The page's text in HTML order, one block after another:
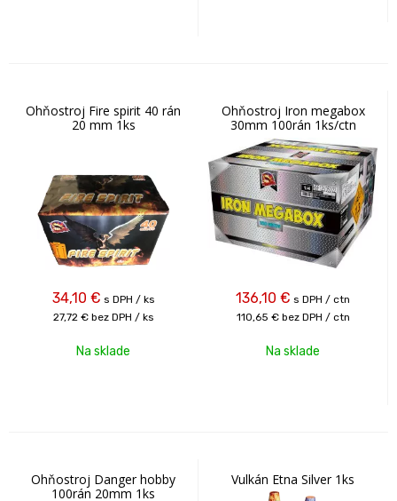
Ohňostroj Fire spirit 40 rán
20 mm 1ks
34,10 € s DPH / ks
27,72 € bez DPH / ks
Na sklade
Ohňostroj Iron megabox
30mm 100rán 1ks/ctn
136,10 € s DPH / ctn
110,65 € bez DPH / ctn
Na sklade
Ohňostroj Danger hobby
100rán 20mm 1ks
Vulkán Etna Silver 1ks